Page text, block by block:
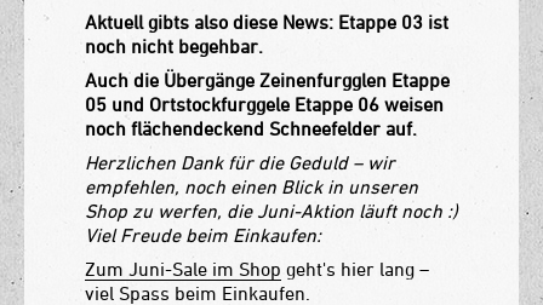
Aktuell gibts also diese News: Etappe 03 ist
noch nicht begehbar.
Auch die Übergänge Zeinenfurgglen Etappe
05 und Ortstockfurggele Etappe 06 weisen
noch flächendeckend Schneefelder auf.
Herzlichen Dank für die Geduld – wir
empfehlen, noch einen Blick in unseren
Shop zu werfen, die Juni-Aktion läuft noch :)
Viel Freude beim Einkaufen:
Zum Juni-Sale im Shop geht's hier lang –
viel Spass beim Einkaufen.